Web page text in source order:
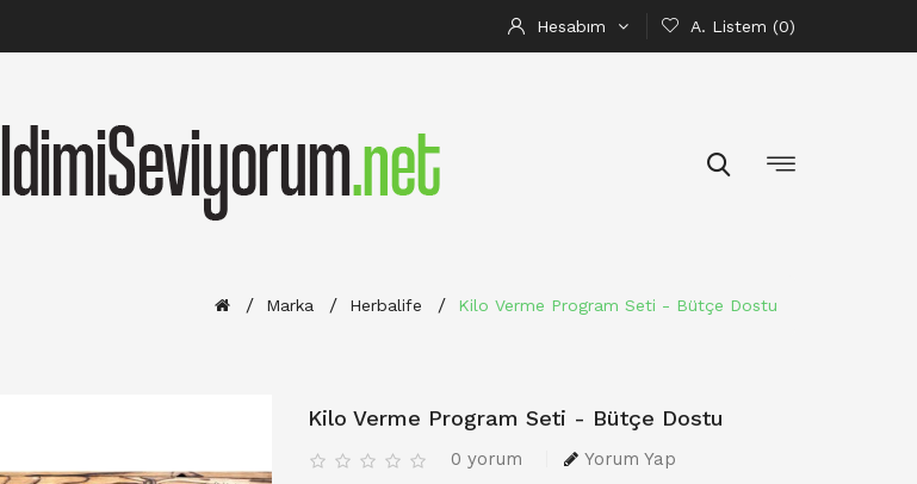
Hesabım A. Listem (0)
Marka Herbalife Kilo Verme Program Seti - Bütçe Dostu
Kilo Verme Program Seti - Bütçe Dostu
0 yorum Yorum Yap